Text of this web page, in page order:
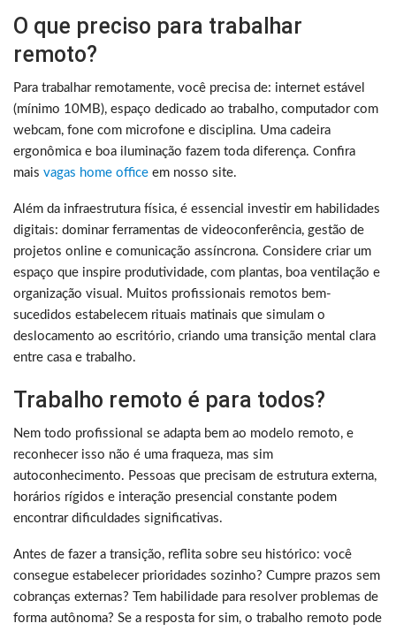
O que preciso para trabalhar
remoto?
Para trabalhar remotamente, você precisa de: internet estável
(mínimo 10MB), espaço dedicado ao trabalho, computador com
webcam, fone com microfone e disciplina. Uma cadeira
ergonômica e boa iluminação fazem toda diferença. Confira
mais vagas home office em nosso site.
Além da infraestrutura física, é essencial investir em habilidades
digitais: dominar ferramentas de videoconferência, gestão de
projetos online e comunicação assíncrona. Considere criar um
espaço que inspire produtividade, com plantas, boa ventilação e
organização visual. Muitos profissionais remotos bem-
sucedidos estabelecem rituais matinais que simulam o
deslocamento ao escritório, criando uma transição mental clara
entre casa e trabalho.
Trabalho remoto é para todos?
Nem todo profissional se adapta bem ao modelo remoto, e
reconhecer isso não é uma fraqueza, mas sim
autoconhecimento. Pessoas que precisam de estrutura externa,
horários rígidos e interação presencial constante podem
encontrar dificuldades significativas.
Antes de fazer a transição, reflita sobre seu histórico: você
consegue estabelecer prioridades sozinho? Cumpre prazos sem
cobranças externas? Tem habilidade para resolver problemas de
forma autônoma? Se a resposta for sim, o trabalho remoto pode